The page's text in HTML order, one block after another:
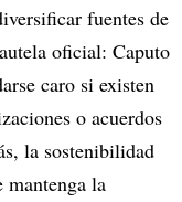
fuentes de
oficial: Caputo
caro si existen
o acuerdos
la sostenibilidad
mantenga la